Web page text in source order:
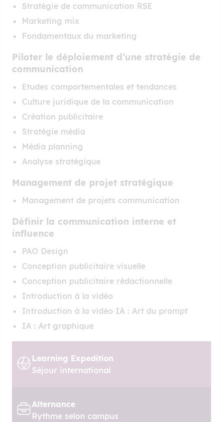
Stratégie de communication RSE
Marketing mix
Fondamentaux du marketing
Piloter le déploiement d’une stratégie de
communication
Etudes comportementales et tendances
Culture juridique de la communication
Création publicitaire
Stratégie média
Média planning
Analyse stratégique
Management de projet stratégique
Management de projets communication
Définir la communication interne et
influence
PAO Design
Conception publicitaire visuelle
Conception publicitaire rédactionnelle
Introduction à la vidéo
Introduction à la vidéo IA : Art du prompt
IA : Art graphique
Learning Expedition
Séjour international
Alternance
Rythme selon campus